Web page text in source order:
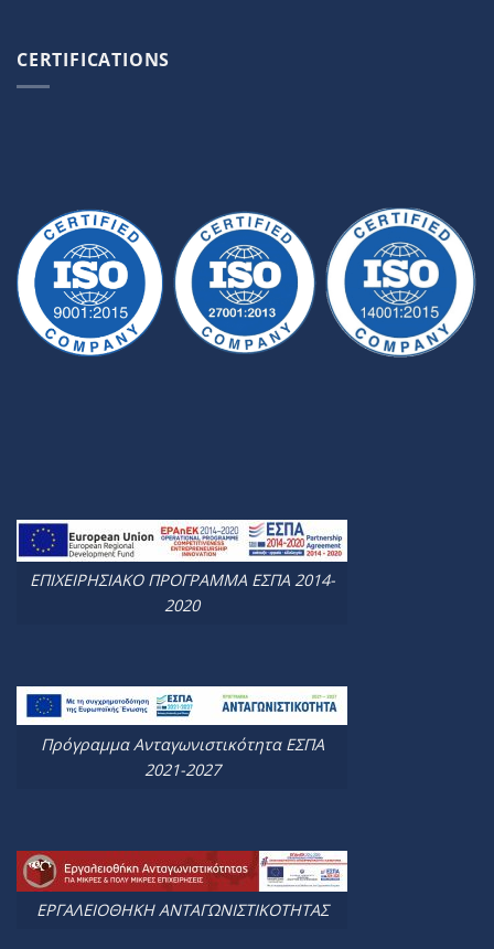
CERTIFICATIONS
ΕΠΙΧΕΙΡΗΣΙΑΚΟ ΠΡΟΓΡΑΜΜΑ ΕΣΠΑ 2014-
2020
Πρόγραμμα Ανταγωνιστικότητα ΕΣΠΑ
2021-2027
ΕΡΓΑΛΕΙΟΘΗΚΗ ΑΝΤΑΓΩΝΙΣΤΙΚΟΤΗΤΑΣ